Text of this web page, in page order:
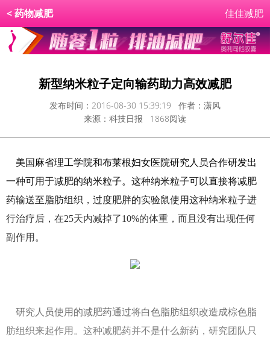
<药物减肥 佳佳减肥
新型纳米粒子定向输药助力高效减肥
发布时间：2016-08-30 15:39:19 作者：潇风
来源：科技日报 1868阅读
美国麻省理工学院和布莱根妇女医院研究人员合作研发出
一种可用于减肥的纳米粒子。这种纳米粒子可以直接将减肥
药输送至脂肪组织，过度肥胖的实验鼠使用这种纳米粒子进
行治疗后，在25天内减掉了10%的体重，而且没有出现任何
副作用。
研究人员使用的减肥药通过将白色脂肪组织改造成棕色脂
肪组织来起作用。这种减肥药并不是什么新药，研究团队只